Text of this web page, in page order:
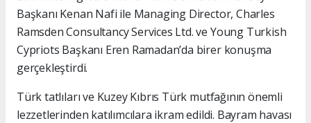
Başkanı Kenan Nafi ile Managing Director, Charles
Ramsden Consultancy Services Ltd. ve Young Turkish
Cypriots Başkanı Eren Ramadan’da birer konuşma
gerçekleştirdi.
Türk tatlıları ve Kuzey Kıbrıs Türk mutfağının önemli
lezzetlerinden katılımcılara ikram edildi. Bayram havası